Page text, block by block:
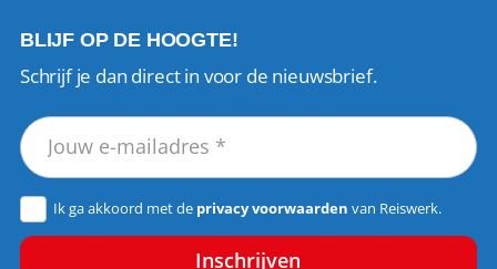
BLIJF OP DE HOOGTE!
Schrijf je dan direct in voor de nieuwsbrief.
Ik ga akkoord met de privacy voorwaarden van Reiswerk.